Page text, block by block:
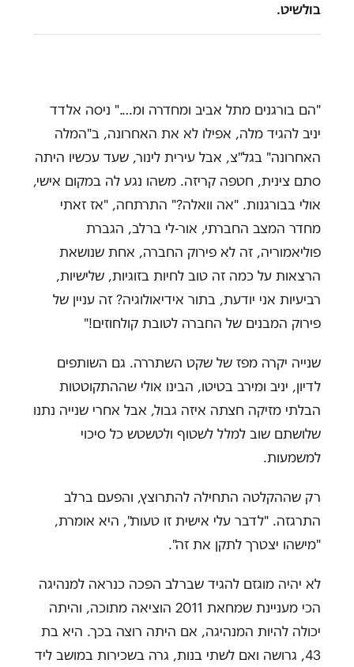
בולשיט.
"הם בורגנים מתל אביב ומחדרה ומ…." ניסה אלדד
יניב להגיד מלה, אפילו לא את האחרונה, ב"המלה
האחרונה" בגל"צ, אבל עירית לינור, שעד עכשיו היתה
סתם צינית, חטפה קריזה. משהו נגע לה במקום אישי,
אולי בבורגנות. "אה וואלה?" התרתחה, "אז זאתי
מחדר המצב החברתי, אור-לי ברלב, הגברת
פוליאמוריה, זה לא פירוק החברה, אחת שנושאת
הרצאות על כמה זה טוב לחיות בזוגיות, שלישיות,
רביעיות אני יודעת, בתור אידיאולוגיה? זה עניין של
פירוק המבנים של החברה לטובת קולחוזים!"
שנייה יקרה מפז של שקט השתררה. גם השותפים
לדיון, יניב ומירב בטיטו, הבינו אולי שההתקוטטות
הבלתי מזיקה חצתה איזה גבול, אבל אחרי שנייה נתנו
שלושתם שוב למלל לשטוף ולטשטש כל סיכוי
למשמעות.
רק שההקלטה התחילה להתרוצץ, והפעם ברלב
התרגזה. "לדבר עלי אישית זו טעות", היא אומרת,
"מישהו יצטרך לתקן את זה".
לא יהיה מוגזם להגיד שברלב הפכה כנראה למנהיגה
הכי מעניינת שמחאת 2011 הוציאה מתוכה, והיתה
יכולה להיות המנהיגה, אם היתה רוצה בכך. היא בת
43, גרושה ואם לשתי בנות, גרה בשכירות במושב ליד